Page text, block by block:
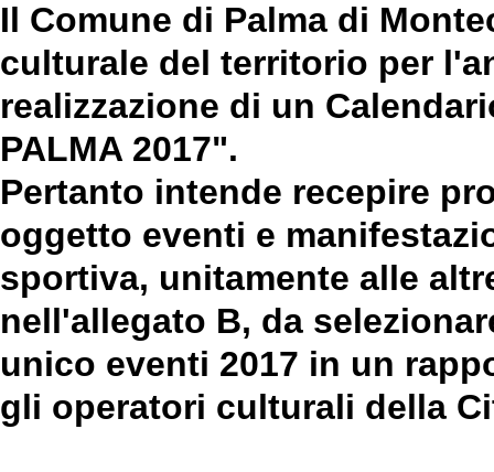
Il Comune di Palma di
culturale del territorio per
realizzazione di un
PALMA 2017".
Pertanto intende recepire
oggetto eventi e
sportiva, unitamente alle
nell'allegato B, da
unico eventi 2017 in un
gli operatori culturali della